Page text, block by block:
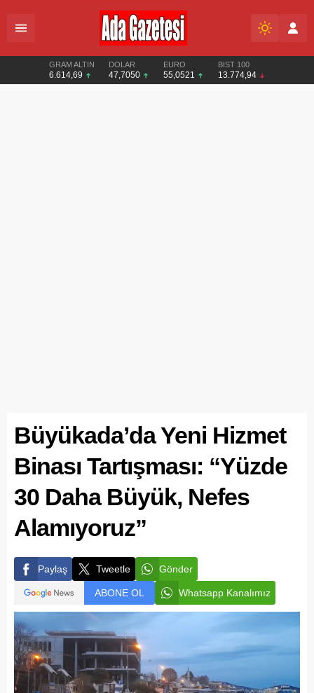
GRAM ALTIN
6.614,69
DOLAR
47,7050
EURO
55,0521
BIST 100
13.774,94
Büyükada’da Yeni Hizmet
Binası Tartışması: “Yüzde
30 Daha Büyük, Nefes
Alamıyoruz”
Paylaş Tweetle Gönder
ABONE OL Whatsapp Kanalımız